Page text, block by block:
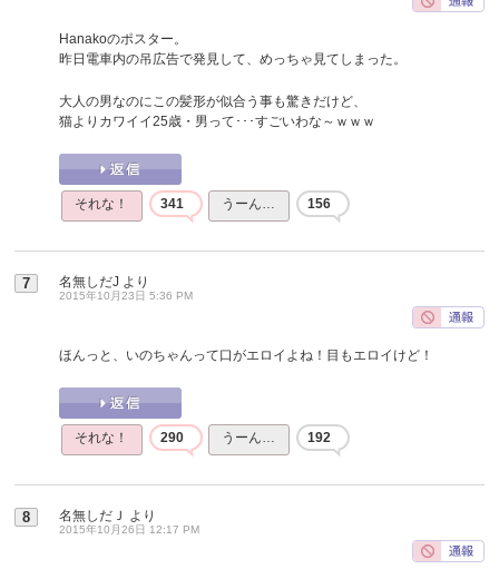
Hanakoのポスター。
昨日電車内の吊広告で発見して、めっちゃ見てしまった。
大人の男なのにこの髪形が似合う事も驚きだけど、
猫よりカワイイ25歳・男って･･･すごいわな～ｗｗｗ
それな！ 341 うーん… 156
7 名無しだJ より
2015年10月23日 5:36 PM
ほんっと、いのちゃんって口がエロイよね！目もエロイけど！
それな！ 290 うーん… 192
8 名無しだＪ より
2015年10月26日 12:17 PM